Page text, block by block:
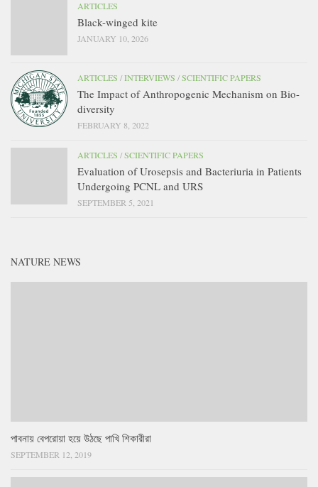
ARTICLES
Black-winged kite
JANUARY 10, 2026
ARTICLES /INTERVIEWS /SCIENTIFIC PAPERS
The Impact of Anthropogenic Mechanism on Bio-
diversity
FEBRUARY 8, 2022
ARTICLES /SCIENTIFIC PAPERS
Evaluation of Urosepsis and Bacteriuria in Patients
Undergoing PCNL and URS
SEPTEMBER 5, 2021
NATURE NEWS
পাবনায় বেপরোয়া হয়ে উঠছে পাখি শিকারীরা
SEPTEMBER 12, 2019